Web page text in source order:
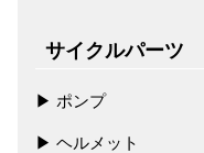
サイクルパーツ
ポンプ
ヘルメット